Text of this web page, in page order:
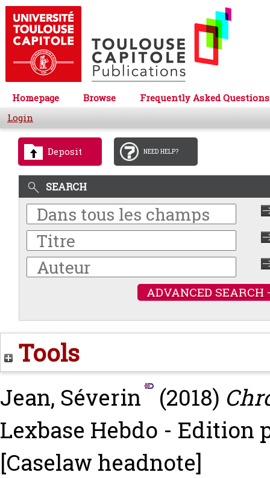
Homepage Browse
Frequently Asked Questions
Login
Deposit NEED HELP?
SEARCH
ADVANCED SEARCH
Tools
Jean, Séverin (2018)
Lexbase Hebdo - Edition
[Caselaw headnote]